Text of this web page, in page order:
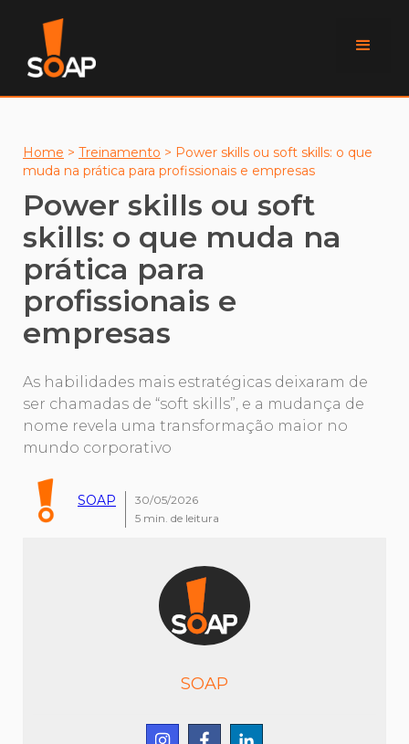
Home > Treinamento > Power skills ou soft skills: o que
muda na prática para profissionais e empresas
Power skills ou soft
skills: o que muda na
prática para
profissionais e
empresas
As habilidades mais estratégicas deixaram de
ser chamadas de “soft skills”, e a mudança de
nome revela uma transformação maior no
mundo corporativo
SOAP
30/05/2026
5 min. de leitura
SOAP